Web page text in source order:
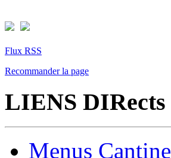
Flux RSS
Recommander la page
LIENS DIRects
Menus Cantine